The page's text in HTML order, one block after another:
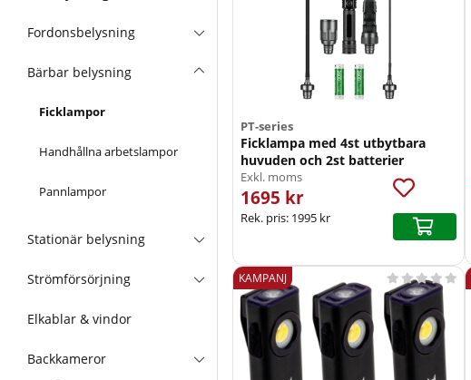
Fordonsbelysning
Bärbar belysning
Ficklampor
Handhållna arbetslampor
Pannlampor
Stationär belysning
Strömförsörjning
Elkablar & vindor
Backkameror
PT-series
Ficklampa med 4st utbytbara
huvuden och 2st batterier
Exkl. moms
1695 kr
Rek. pris: 1995 kr
KAMPANJ   